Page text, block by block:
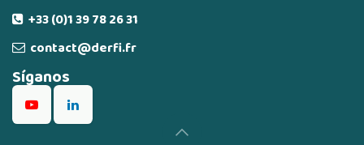
+33 (0)1 39 78 26 31
contact@derfi.fr
Síganos